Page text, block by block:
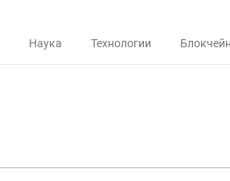
Наука Технологии Блокчейн